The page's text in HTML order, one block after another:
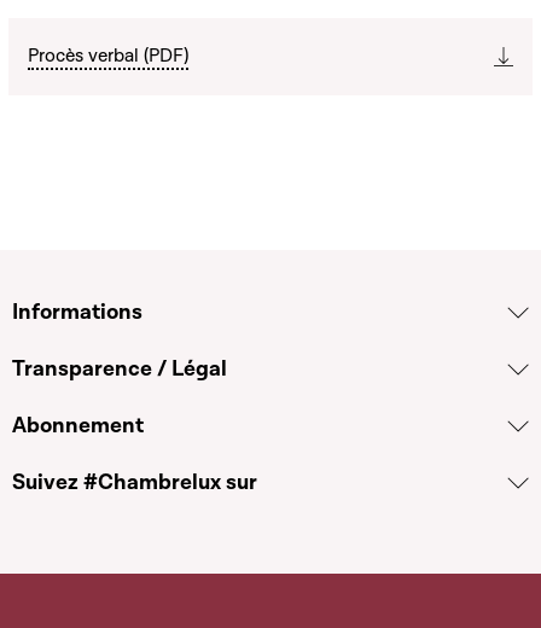
Procès verbal (PDF)
Informations
Transparence / Légal
Abonnement
Suivez #Chambrelux sur